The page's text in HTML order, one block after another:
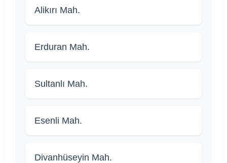
Alikırı Mah.
Erduran Mah.
Sultanlı Mah.
Esenli Mah.
Divanhüseyin Mah.